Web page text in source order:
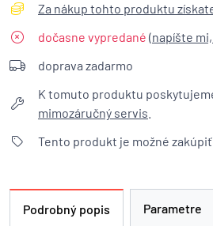
Za nákup tohto produktu
dočasne vypredané (napíšte
doprava zadarmo
K tomuto produktu
mimozáručný servis
Tento produkt je možné
Podrobný popis Parametre